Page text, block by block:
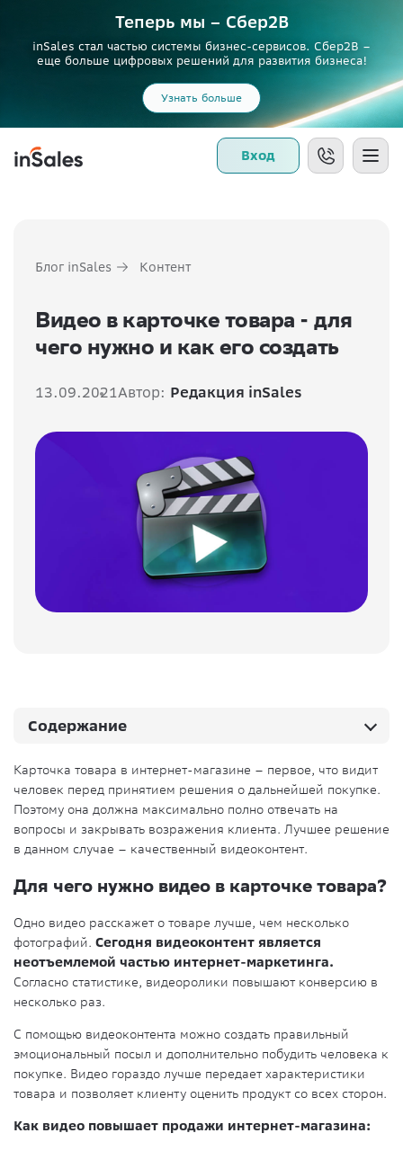
Теперь мы – Сбер2B
inSales стал частью системы бизнес-сервисов. Сбер2В –
еще больше цифровых решений для развития бизнеса!
Узнать больше
Вход
Блог inSales Контент
Видео в карточке товара - для
чего нужно и как его создать
13.09.2021Автор: Редакция inSales
Карточка товара в интернет-магазине – первое, что видит
человек перед принятием решения о дальнейшей покупке.
Поэтому она должна максимально полно отвечать на
вопросы и закрывать возражения клиента. Лучшее решение
в данном случае – качественный видеоконтент.
Для чего нужно видео в карточке товара?
Одно видео расскажет о товаре лучше, чем несколько
фотографий. Сегодня видеоконтент является
неотъемлемой частью интернет-маркетинга.
Согласно статистике, видеоролики повышают конверсию в
несколько раз.
С помощью видеоконтента можно создать правильный
эмоциональный посыл и дополнительно побудить человека к
покупке. Видео гораздо лучше передает характеристики
товара и позволяет клиенту оценить продукт со всех сторон.
Как видео повышает продажи интернет-магазина:
Содержание